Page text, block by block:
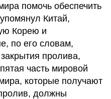
помочь обеспечить
Китай,
Корею и
по его словам,
пролива,
часть мировой
которые получают
должны